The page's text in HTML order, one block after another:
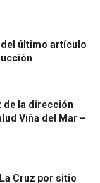
último artículo
de la dirección
Viña del Mar –
Cruz por sitio